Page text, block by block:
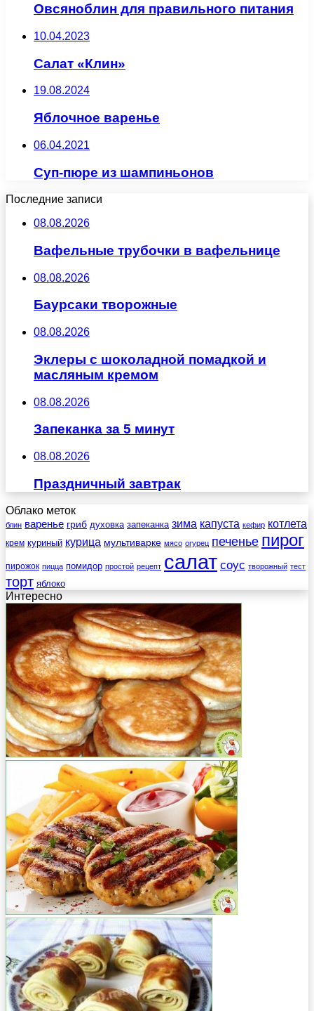
Овсяноблин для правильного питания
10.04.2023
Салат «Клин»
19.08.2024
Яблочное варенье
06.04.2021
Суп-пюре из шампиньонов
Последние записи
08.08.2026
Вафельные трубочки в вафельнице
08.08.2026
Баурсаки творожные
08.08.2026
Эклеры с шоколадной помадкой и
масляным кремом
08.08.2026
Запеканка за 5 минут
08.08.2026
Праздничный завтрак
Облако меток
блин варенье гриб духовка запеканка зима капуста кефир котлета
крем куриный курица мультиварке мясо огурец печенье пирог
пирожок пицца помидор простой рецепт салат соус творожный тест
торт яблоко
Интересно